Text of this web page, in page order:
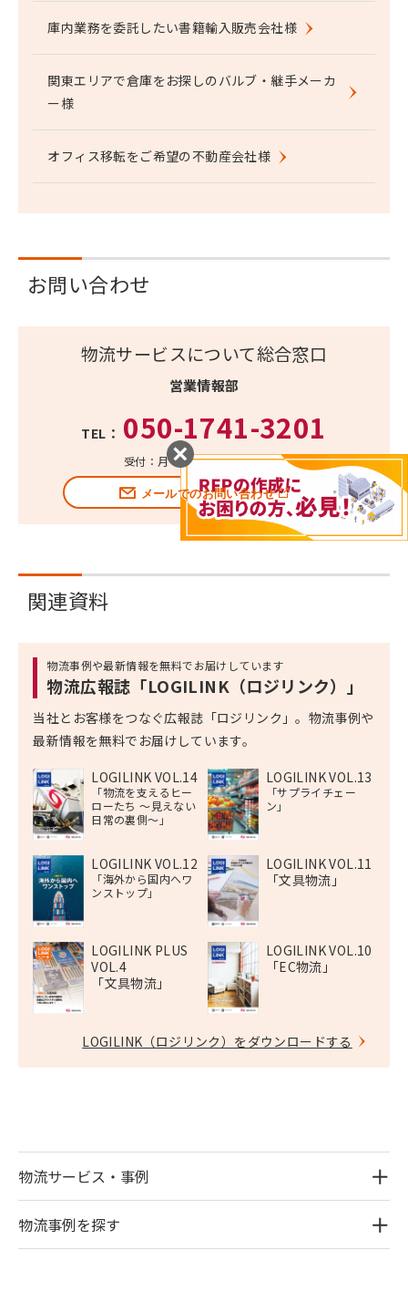
庫内業務を委託したい書籍輸入販売会社様
関東エリアで倉庫をお探しのバルブ・継手メーカ
ー様
オフィス移転をご希望の不動産会社様
お問い合わせ
物流サービスについて総合窓口
営業情報部
TEL： 050-1741-3201
受付：月～金 AM9:00－PM6:00
メールでのお問い合わせ
関連資料
物流事例や最新情報を無料でお届けしています
物流広報誌「LOGILINK（ロジリンク）」
当社とお客様をつなぐ広報誌「ロジリンク」。物流事例や
最新情報を無料でお届けしています。
LOGILINK VOL.14
「物流を支えるヒー
ローたち 〜見えない
日常の裏側〜」
LOGILINK VOL.13
「サプライチェー
ン」
LOGILINK VOL.12
「海外から国内へワ
ンストップ」
LOGILINK VOL.11
「文具物流」
LOGILINK PLUS
VOL.4
「文具物流」
LOGILINK VOL.10
「EC物流」
LOGILINK（ロジリンク）をダウンロードする
物流サービス・事例
物流事例を探す